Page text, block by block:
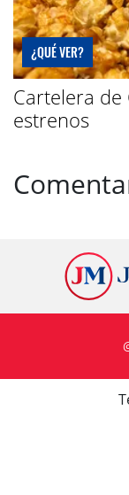
¿QUÉ VER?
Cartelera de
estrenos